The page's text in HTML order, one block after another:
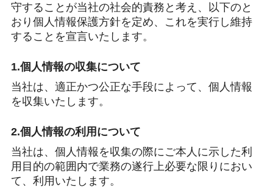
守することが当社の社会的責務と考え、以下のと
おり個人情報保護方針を定め、これを実行し維持
することを宣言いたします。
1.個人情報の収集について
当社は、適正かつ公正な手段によって、個人情報
を収集いたします。
2.個人情報の利用について
当社は、個人情報を収集の際にご本人に示した利
用目的の範囲内で業務の遂行上必要な限りにおい
て、利用いたします。